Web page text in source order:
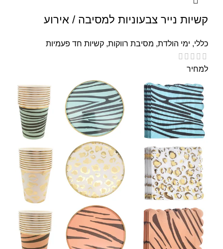
קשיות נייר צבעוניות למסיבה / אירוע
כללי, ימי הולדת, מסיבת רווקות, קשיות חד פעמיות
למחיר